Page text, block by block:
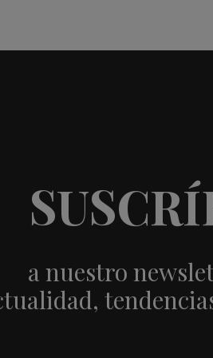
a nuestro